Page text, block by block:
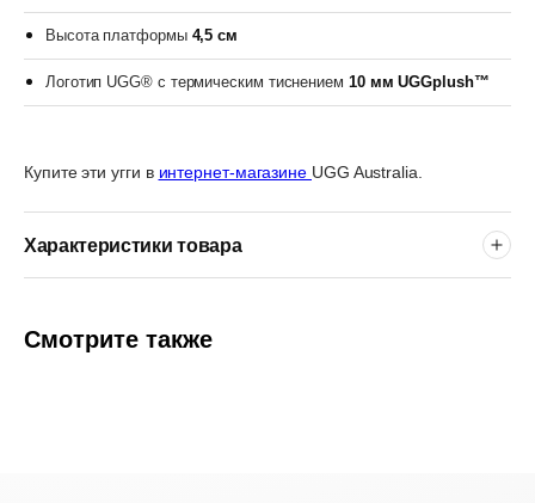
Высота платформы 4,5 см
Логотип UGG® с термическим тиснением 10 мм UGGplush™
Купите эти угги в интернет-магазине UGG Australia.
Характеристики товара
Смотрите также